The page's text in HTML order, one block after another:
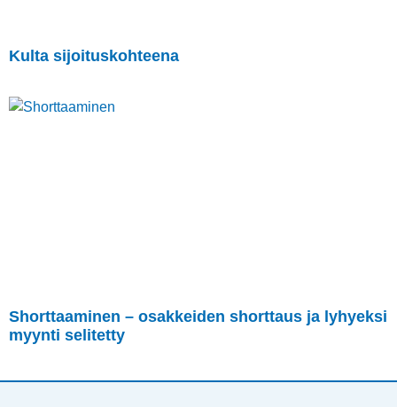
Kulta sijoituskohteena
Shorttaaminen – osakkeiden shorttaus ja lyhyeksi
myynti selitetty